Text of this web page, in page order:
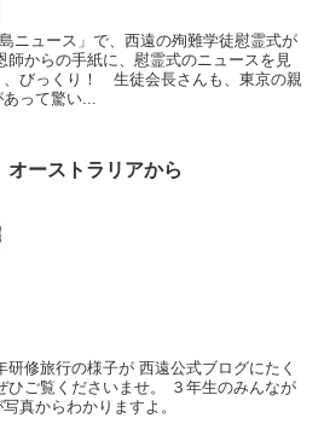
ニュース」で、西遠の殉難学徒慰霊式が
からの手紙に、慰霊式のニュースを見
、びっくり！ 生徒会長さんも、東京の親
って驚い...
オーストラリアから
修旅行の様子が 西遠公式ブログにたく
ひご覧くださいませ。 ３年生のみんなが
真からわかりますよ。